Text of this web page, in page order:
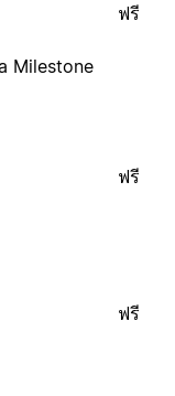
Milestone
ฟรี
ฟรี
ฟรี